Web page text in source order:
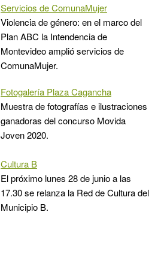
Servicios de ComunaMujer
Violencia de género: en el marco del
Plan ABC la Intendencia de
Montevideo amplió servicios de
ComunaMujer.
Fotogalería Plaza Cagancha
Muestra de fotografías e ilustraciones
ganadoras del concurso Movida
Joven 2020.
Cultura B
El próximo lunes 28 de junio a las
17.30 se relanza la Red de Cultura del
Municipio B.